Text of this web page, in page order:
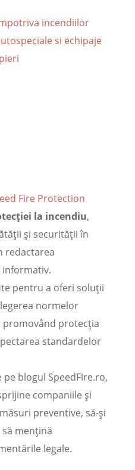
incendiilor
si echipaje
Fire Protection
la incendiu,
și securității în
redactarea
pentru a oferi soluții
normelor
promovând protecția
standardelor
blogul SpeedFire.ro,
companiile și
preventive, să-și
mențină
legale.